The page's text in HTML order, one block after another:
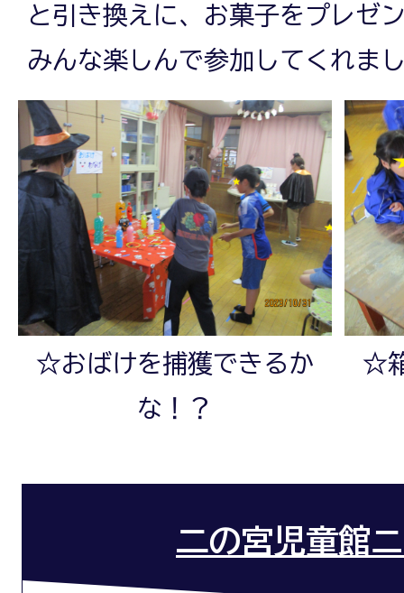
と引き換えに、お菓子をプレゼ
みんな楽しんで参加してくれま
☆おばけを捕獲できるか
な！？
☆
二の宮児童館